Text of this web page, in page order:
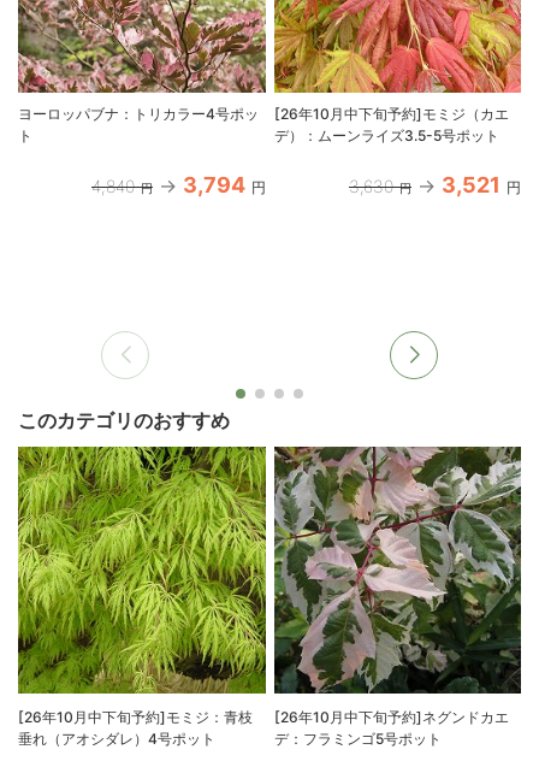
ヨーロッパブナ：トリカラー4号ポッ
ト
4,840 円 3,794 円
[26年10月中下旬予約]モミジ（カエ
デ）：ムーンライズ3.5-5号ポット
3,630 円 3,521 円
このカテゴリのおすすめ
[26年10月中下旬予約]モミジ：青枝
垂れ（アオシダレ）4号ポット
[26年10月中下旬予約]ネグンドカエ
デ：フラミンゴ5号ポット